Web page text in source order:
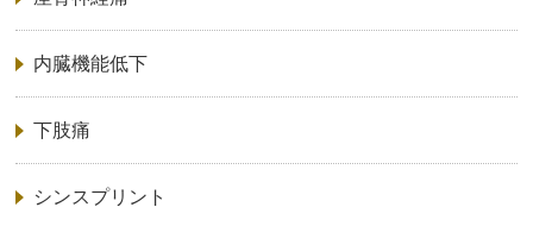
内臓機能低下
下肢痛
シンスプリント